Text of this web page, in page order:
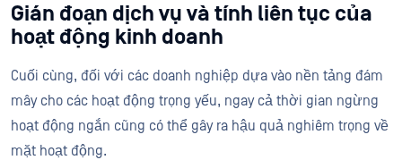
Gián đoạn dịch vụ và tính liên tục của
hoạt động kinh doanh
Cuối cùng, đối với các doanh nghiệp dựa vào nền tảng đám
mây cho các hoạt động trọng yếu, ngay cả thời gian ngừng
hoạt động ngắn cũng có thể gây ra hậu quả nghiêm trọng về
mặt hoạt động.